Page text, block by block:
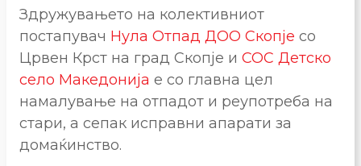
Здружувањето на колективниот
постапувач Нула Отпад ДОО Скопје со
Црвен Крст на град Скопје и СОС Детско
село Македонија е со главна цел
намалување на отпадот и реупотреба на
стари, а сепак исправни апарати за
домаќинство.